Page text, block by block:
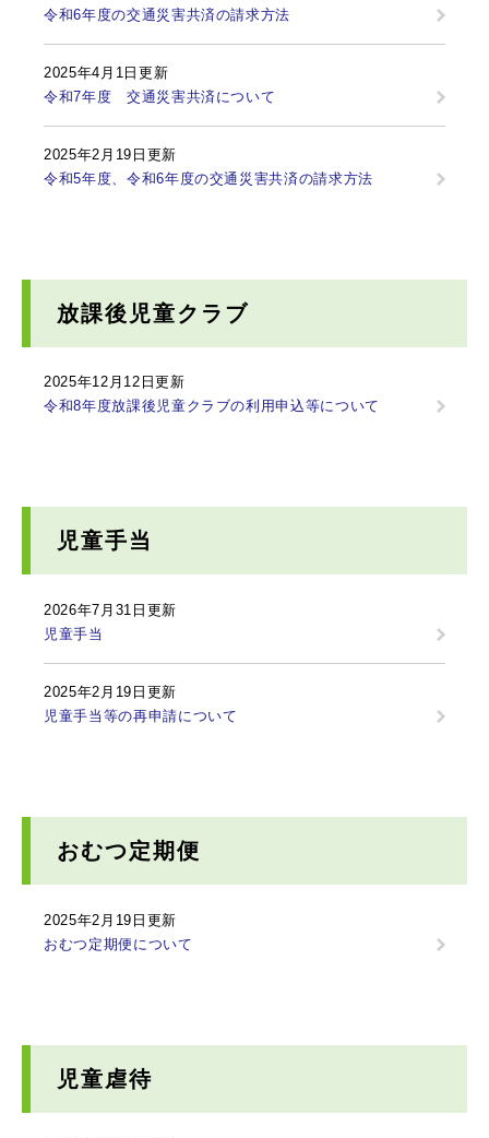
令和6年度の交通災害共済の請求方法
2025年4月1日更新
令和7年度 交通災害共済について
2025年2月19日更新
令和5年度、令和6年度の交通災害共済の請求方法
放課後児童クラブ
2025年12月12日更新
令和8年度放課後児童クラブの利用申込等について
児童手当
2026年7月31日更新
児童手当
2025年2月19日更新
児童手当等の再申請について
おむつ定期便
2025年2月19日更新
おむつ定期便について
児童虐待